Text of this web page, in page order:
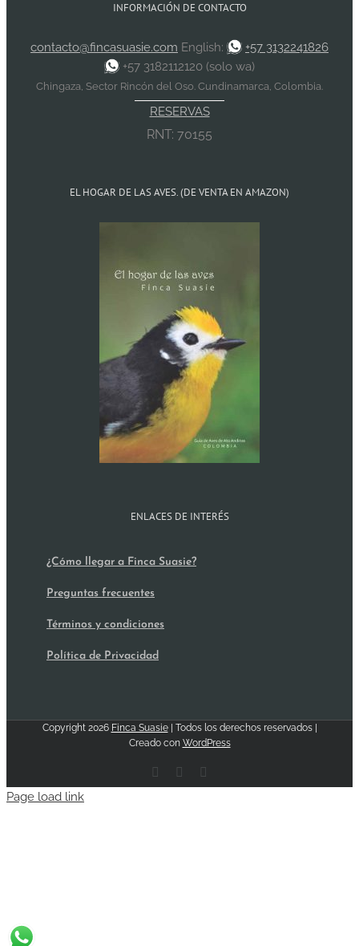
INFORMACIÓN DE CONTACTO
contacto@fincasuasie.com English:
+57 3132241826
+57 3182112120 (solo wa)
Chingaza, Sector Rincón del Oso. Cundinamarca, Colombia.
RESERVAS
RNT: 70155
EL HOGAR DE LAS AVES. (DE VENTA EN AMAZON)
ENLACES DE INTERÉS
¿Cómo llegar a Finca Suasie?
Preguntas frecuentes
Términos y condiciones
Política de Privacidad
Copyright 2026 Finca Suasie| Todos los derechos reservados |
Creado con WordPress
Facebook
Email
Page load link